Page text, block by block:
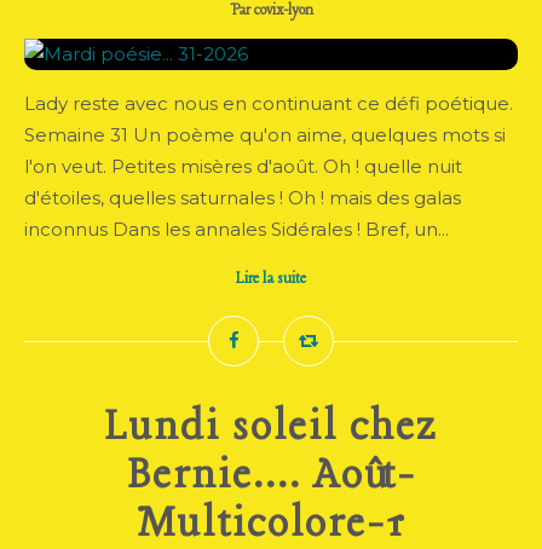
Par covix-lyon
Lady reste avec nous en continuant ce défi poétique.
Semaine 31 Un poème qu'on aime, quelques mots si
l'on veut. Petites misères d'août. Oh ! quelle nuit
d'étoiles, quelles saturnales ! Oh ! mais des galas
inconnus Dans les annales Sidérales ! Bref, un...
Lire la suite
Lundi soleil chez
Bernie.... Août-
Multicolore-1